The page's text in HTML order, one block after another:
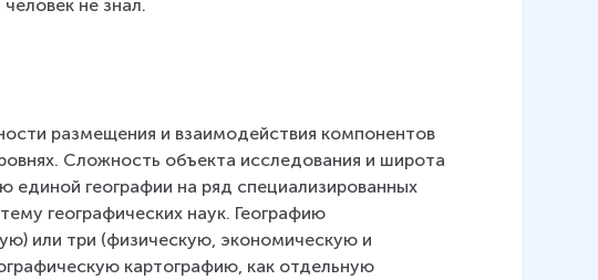
не знал.
размещения и взаимодействия компонентов
Сложность объекта исследования и широта
географии на ряд специализированных
географических наук. Географию
или три (физическую, экономическую и
картографию, как отдельную